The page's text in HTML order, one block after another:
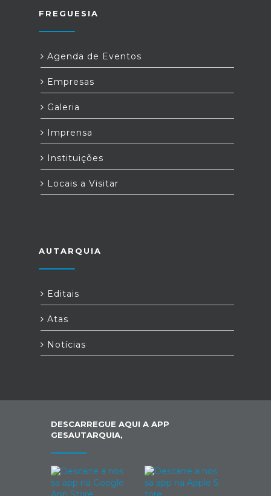
FREGUESIA
Agenda de Eventos
Empresas
Galeria
Imprensa
Instituições
Locais a Visitar
AUTARQUIA
Editais
Atas
Notícias
DESCARREGUE AQUI A APP
GESAUTARQUIA,